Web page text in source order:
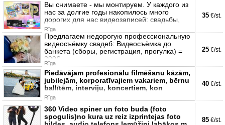
Вы снимаете - мы монтируем. У каждого из
нас за долгие годы накопилось много
дорогих для нас видеозаписей: свадьбы,
Rīga
35 €/st.
Предлагаем недорогую профессиональную
видеосъёмку свадеб: Видеосъёмка до
банкета (сборы, регистрация, прогулка) =
200€,
Rīga
25 €/st.
Piedāvājam profesionālu filmēšanu kāzām,
jubilejām, korporatīvajiem vakariem, bērnu
ballītēm, interviju, koncertiem, kon
Rīga
40 €/st.
360 Video spiner un foto buda (foto
spogulis)no kura uz reiz izprintejas foto
85 €/st.